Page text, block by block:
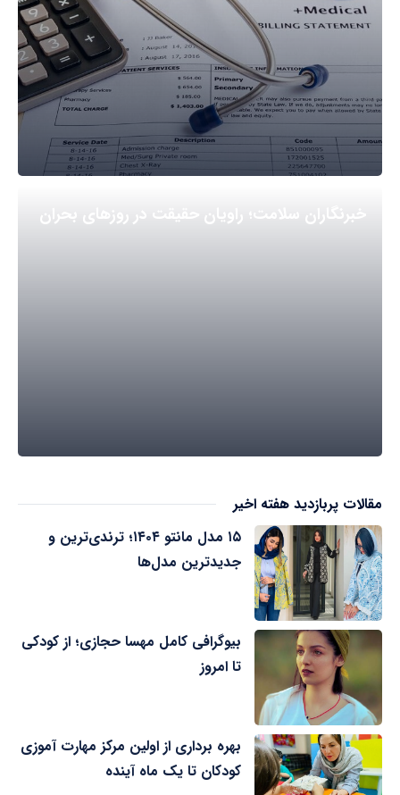
خبرنگاران سلامت؛ راویان حقیقت در روزهای بحران
مقالات پربازدید هفته اخیر
۱۵ مدل مانتو ۱۴۰۴؛ ترندی‌ترین و
جدیدترین مدل‌ها
بیوگرافی کامل مهسا حجازی؛ از کودکی
تا امروز
بهره برداری از اولین مرکز مهارت آموزی
کودکان تا یک ماه آینده